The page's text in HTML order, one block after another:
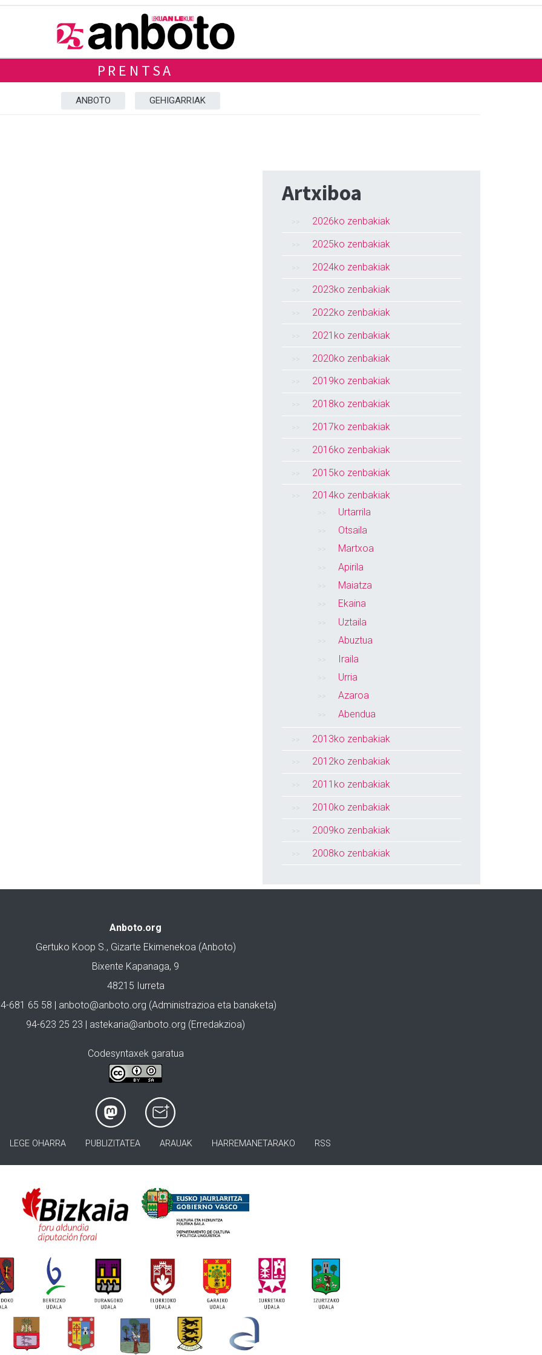
PRENTSA
ANBOTO GEHIGARRIAK
Artxiboa
2026ko zenbakiak
2025ko zenbakiak
2024ko zenbakiak
2023ko zenbakiak
2022ko zenbakiak
2021ko zenbakiak
2020ko zenbakiak
2019ko zenbakiak
2018ko zenbakiak
2017ko zenbakiak
2016ko zenbakiak
2015ko zenbakiak
2014ko zenbakiak
Urtarrila
Otsaila
Martxoa
Apirila
Maiatza
Ekaina
Uztaila
Abuztua
Iraila
Urria
Azaroa
Abendua
2013ko zenbakiak
2012ko zenbakiak
2011ko zenbakiak
2010ko zenbakiak
2009ko zenbakiak
2008ko zenbakiak
Anboto.org
Gertuko Koop S., Gizarte Ekimenekoa (Anboto)
Bixente Kapanaga, 9
48215 Iurreta
681 65 58 | anboto@anboto.org (Administrazioa eta banaketa)
94-623 25 23 | astekaria@anboto.org (Erredakzioa)
Codesyntaxek garatua
LEGE OHARRA PUBLIZITATEA ARAUAK HARREMANETARAKO RSS